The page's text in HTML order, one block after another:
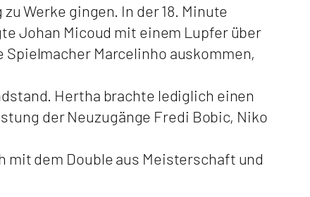
Werke gingen. In der 18. Minute
Johan Micoud mit einem Lupfer über
Spielmacher Marcelinho auskommen,
Hertha brachte lediglich einen
der Neuzugänge Fredi Bobic, Niko
mit dem Double aus Meisterschaft und